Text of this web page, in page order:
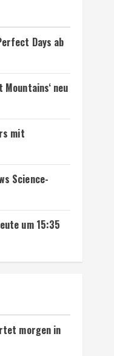
Days ab
neu
mit
Science-
um 15:35
morgen in